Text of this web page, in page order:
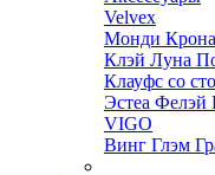
Velvex
Монди Крона
Клэй Луна
Клауфс со
Эстеа Фелэй
VIGO
Винг Глэм